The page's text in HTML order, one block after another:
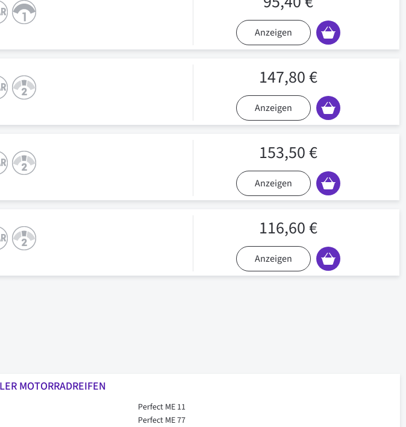
Anzeigen
147,80 €
Anzeigen
153,50 €
Anzeigen
116,60 €
Anzeigen
MOTORRADREIFEN
Perfect ME 11
Perfect ME 77